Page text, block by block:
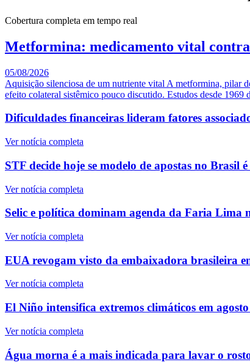
Cobertura completa em tempo real
Metformina: medicamento vital
05/08/2026
Aquisição silenciosa de um nutriente vital A metformina, pilar
efeito colateral sistêmico pouco discutido. Estudos desde
Dificuldades financeiras lideram fatores
Ver notícia completa
STF decide hoje se modelo de apostas no Brasil
Ver notícia completa
Selic e política dominam agenda da Faria Lima
Ver notícia completa
EUA revogam visto da embaixadora brasileira
Ver notícia completa
El Niño intensifica extremos climáticos em
Ver notícia completa
Água morna é a mais indicada para lavar o